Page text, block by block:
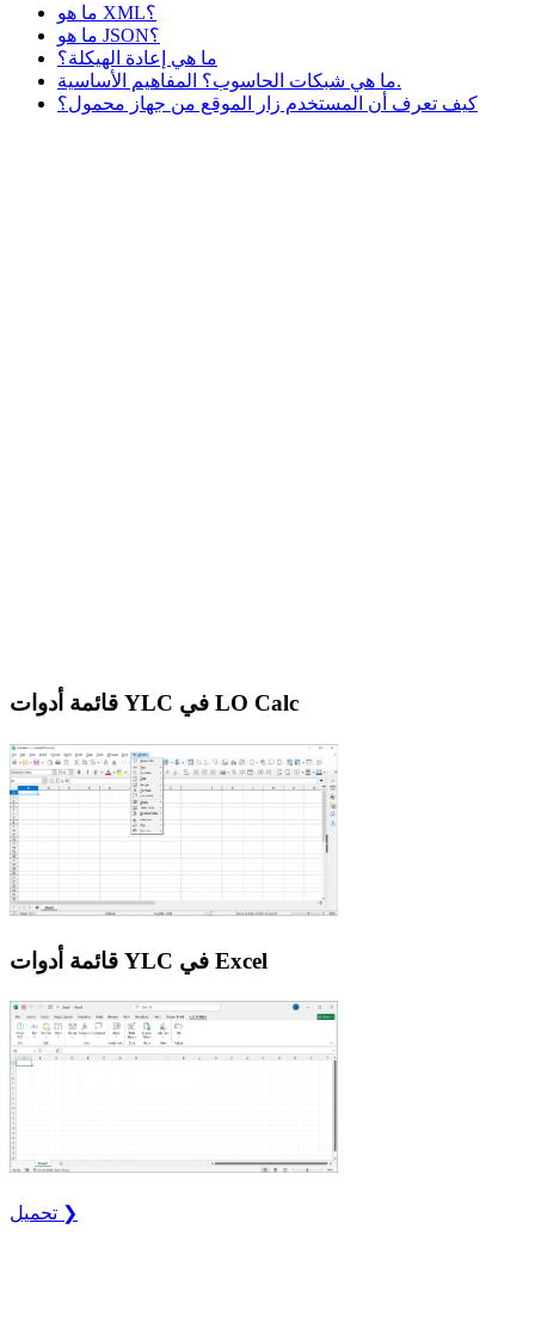
ما هو XML؟
ما هو JSON؟
ما هي إعادة الهيكلة؟
ما هي شبكات الحاسوب؟ المفاهيم الأساسية.
كيف تعرف أن المستخدم زار الموقع من جهاز محمول؟
قائمة أدوات YLC في LO Calc
قائمة أدوات YLC في Excel
تحميل ❯